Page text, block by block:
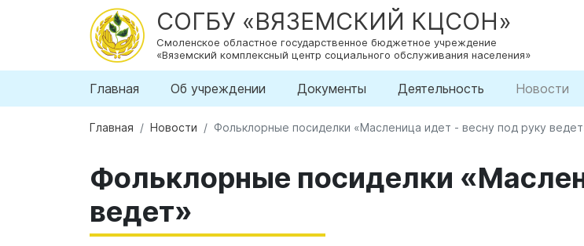
СОГБУ «ВЯЗЕМСКИЙ КЦСОН»
Смоленское областное государственное бюджетное учреждение
«Вяземский комплексный центр социального обслуживания населения»
Главная Об учреждении Документы Деятельность Новости
Главная Новости Фольклорные посиделки «Масленица идет - весну под руку
Фольклорные посиделки
ведет»